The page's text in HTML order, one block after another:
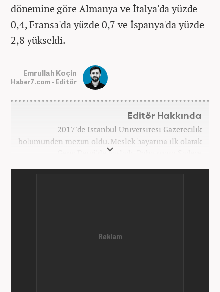
dönemine göre Almanya ve İtalya'da yüzde
0,4, Fransa'da yüzde 0,7 ve İspanya'da yüzde
2,8 yükseldi.
Emrullah Koçin
Haber7.com - Editör
Editör Hakkında
2017'de İstanbul Üniversitesi Gazetecilik
bölümünden mezun oldu. Meslek hayatına ilk olarak
Genç Dergi'de başladı. Daha sonra Sadece